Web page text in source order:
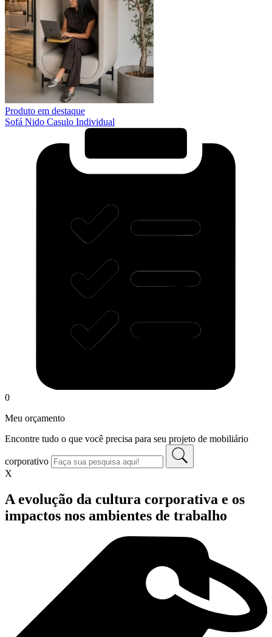
Produto em destaque
Sofá Nido Casulo Individual
0
Meu orçamento
Encontre tudo o que você precisa para seu projeto de mobiliário
corporativo
X
A evolução da cultura corporativa e os
impactos nos ambientes de trabalho